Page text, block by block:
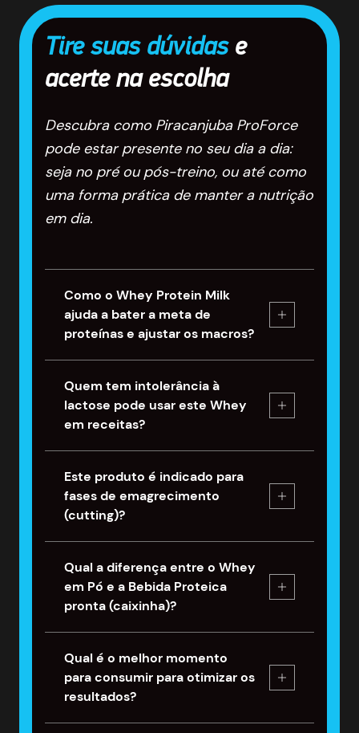
Tire suas dúvidase
acerte na escolha
Descubra como Piracanjuba ProForce
pode estar presente no seu dia a dia:
seja no pré ou pós-treino, ou até como
uma forma prática de manter a nutrição
em dia.
Como o Whey Protein Milk
ajuda a bater a meta de
proteínas e ajustar os macros?
Quem tem intolerância à
lactose pode usar este Whey
em receitas?
Este produto é indicado para
fases de emagrecimento
(cutting)?
Qual a diferença entre o Whey
em Pó e a Bebida Proteica
pronta (caixinha)?
Qual é o melhor momento
para consumir para otimizar os
resultados?